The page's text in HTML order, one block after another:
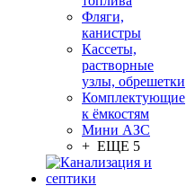
Фляги,
канистры
Кассеты,
растворные
узлы, обрешетки
Комплектующие
к ёмкостям
Мини АЗС
+ ЕЩЕ 5